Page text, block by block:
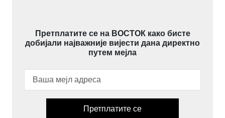
Претплатите се на ВОСТОК како бисте
добијали најважније вијести дана директно
путем мејла
Претплатите се